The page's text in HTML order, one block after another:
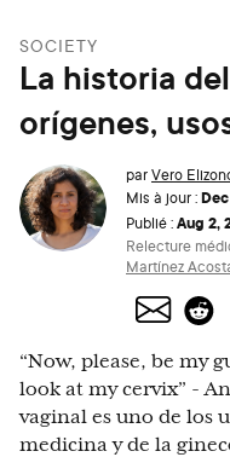
SOCIETY
La historia
orígenes,
parVero
Mis à jour :
Publié :Aug 2,
Relecture
Martínez
“Now, please, be my
look at my cervix” -
vaginal es uno de los
medicina y de la